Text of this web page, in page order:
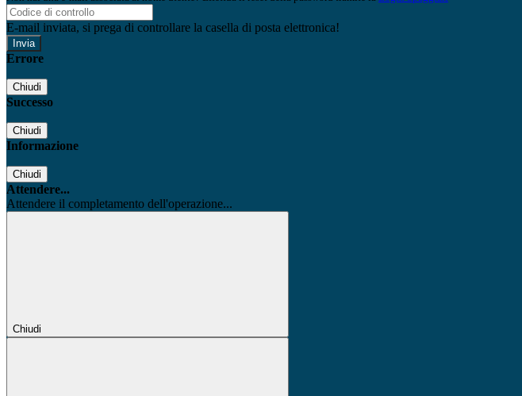
E-mail inviata, si prega di controllare la casella di posta elettronica!
Errore
Chiudi
Successo
Chiudi
Informazione
Chiudi
Attendere...
Attendere il completamento dell'operazione...
Chiudi